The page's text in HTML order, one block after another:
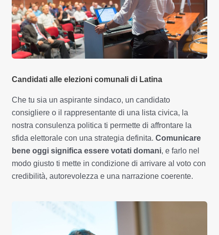
Candidati alle elezioni comunali di Latina
Che tu sia un aspirante sindaco, un candidato
consigliere o il rappresentante di una lista civica, la
nostra consulenza politica ti permette di affrontare la
sfida elettorale con una strategia definita. Comunicare
bene oggi significa essere votati domani, e farlo nel
modo giusto ti mette in condizione di arrivare al voto con
credibilità, autorevolezza e una narrazione coerente.